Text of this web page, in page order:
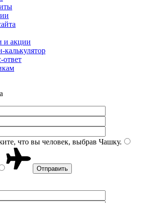
и акции
калькулятор
ответ
что вы человек, выбрав Чашку.